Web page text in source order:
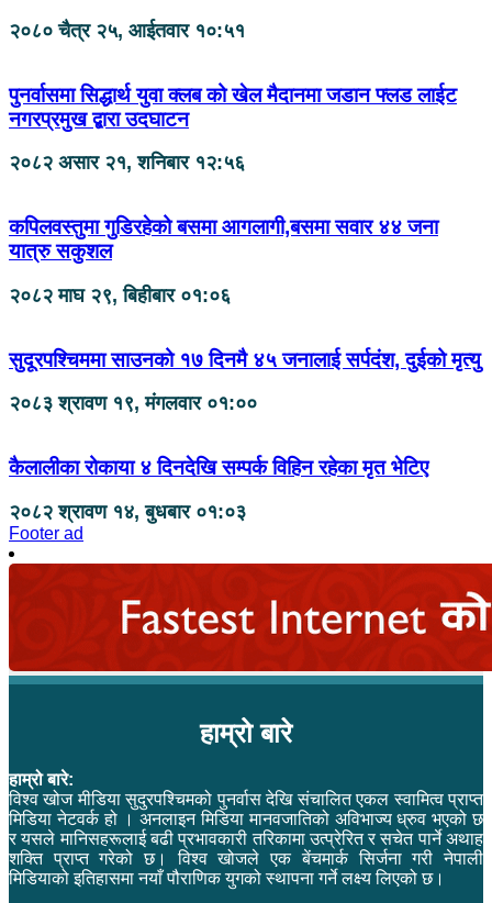
२०८० चैत्र २५, आईतवार १०:५१
पुनर्वासमा सिद्धार्थ युवा क्लब को खेल मैदानमा जडान फ्लड लाईट
नगरप्रमुख द्बारा उदघाटन
२०८२ असार २१, शनिबार १२:५६
कपिलवस्तुमा गुडिरहेको बसमा आगलागी,बसमा सवार ४४ जना
यात्रु सकुशल
२०८२ माघ २९, बिहीबार ०१:०६
सुदूरपश्चिममा साउनको १७ दिनमै ४५ जनालाई सर्पदंश, दुईको मृत्यु
२०८३ श्रावण १९, मंगलवार ०१:००
कैलालीका रोकाया ४ दिनदेखि सम्पर्क विहिन रहेका मृत भेटिए
२०८२ श्रावण १४, बुधबार ०१:०३
Footer ad
हाम्रो बारे
हाम्रो बारे:
विश्व खोज मीडिया सुदुरपश्चिमको पुनर्वास देखि संचालित एकल स्वामित्व प्राप्त
मिडिया नेटवर्क हो । अनलाइन मिडिया मानवजातिको अविभाज्य ध्रुव भएको छ
र यसले मानिसहरूलाई बढी प्रभावकारी तरिकामा उत्प्रेरित र सचेत पार्ने अथाह
शक्ति प्राप्त गरेको छ। विश्व खोजले एक बेंचमार्क सिर्जना गरी नेपाली
मिडियाको इतिहासमा नयाँ पौराणिक युगको स्थापना गर्ने लक्ष्य लिएको छ।